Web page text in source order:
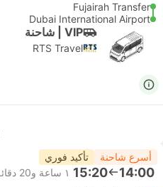
Fujairah Transfer
Dubai International Airport
VIP | شاحنة
RTS Travel
أسرع شاحنة تأكيد فوري
14:00
15:20 ١ ساعة و‫20 دقائق